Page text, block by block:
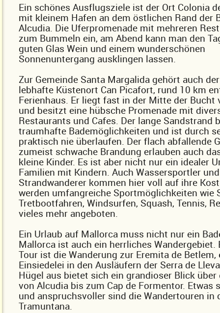
Ein schönes Ausflugsziele ist der Ort Colonia
mit kleinem Hafen an dem östlichen Rand der
Alcudia. Die Uferpromenade mit mehreren
zum Bummeln ein, am Abend kann man den
guten Glas Wein und einem wunderschönen
Sonnenuntergang ausklingen lassen.
Zur Gemeinde Santa Margalida gehört auch
lebhafte Küstenort Can Picafort, rund 10 km
Ferienhaus. Er liegt fast in der Mitte der Bucht
und besitzt eine hübsche Promenade mit
Restaurants und Cafes. Der lange Sandstrand
traumhafte Bademöglichkeiten und ist durch
praktisch nie überlaufen. Der flach abfallende
zumeist schwache Brandung erlauben auch
kleine Kinder. Es ist aber nicht nur ein idealer
Familien mit Kindern. Auch Wassersportler und
Strandwanderer kommen hier voll auf ihre
werden umfangreiche Sportmöglichkeiten wie
Tretbootfahren, Windsurfen, Squash, Tennis,
vieles mehr angeboten.
Ein Urlaub auf Mallorca muss nicht nur ein
Mallorca ist auch ein herrliches Wandergebiet.
Tour ist die Wanderung zur Eremita de Betlem,
Einsiedelei in den Ausläufern der Serra de
Hügel aus bietet sich ein grandioser Blick über
von Alcudia bis zum Cap de Formentor. Etwas
und anspruchsvoller sind die Wandertouren in
Tramuntana.